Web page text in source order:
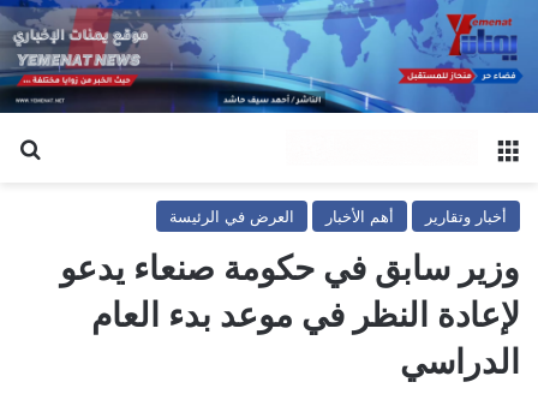
أخبار وتقارير أهم الأخبار العرض في الرئيسة
وزير سابق في حكومة صنعاء يدعو
لإعادة النظر في موعد بدء العام
الدراسي